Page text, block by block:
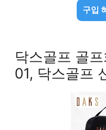
구입
닥스골프 골
01, 닥스골프